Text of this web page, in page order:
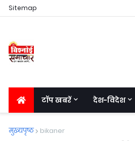
Sitemap
टॉप खबरें देश-विदेश
मुख्यपृष्ठ bikaner